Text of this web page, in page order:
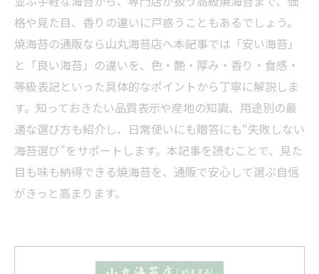
格や見た目、香りの違いに戸惑うこともあるでしょう。
焼海苔の通販なら山丸海苔店へ――本記事では「安い海苔」
と「良い海苔」の違いを、色・艶・厚み・香り・食感・
等級表記といった具体的なポイントから丁寧に解説しま
す。知っておきたい品質表示や産地の知識、用途別の最
適な選び方も紹介し、日常使いにも贈答にも“失敗しない
海苔選び”をサポートします。本記事を読むことで、見た
目も味も納得できる焼海苔を、通販で安心して選ぶ自信
がきっと高まります。